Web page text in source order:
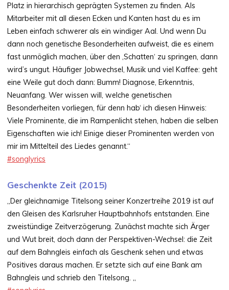
Platz in hierarchisch geprägten Systemen zu finden. Als
Mitarbeiter mit all diesen Ecken und Kanten hast du es im
Leben einfach schwerer als ein windiger Aal. Und wenn Du
dann noch genetische Besonderheiten aufweist, die es einem
fast unmöglich machen, über den ‚Schatten‘ zu springen, dann
wird’s ungut. Häufiger Jobwechsel, Musik und viel Kaffee: geht
eine Weile gut doch dann: Bumm! Diagnose, Erkenntnis,
Neuanfang. Wer wissen will, welche genetischen
Besonderheiten vorliegen, für denn hab‘ ich diesen Hinweis:
Viele Prominente, die im Rampenlicht stehen, haben die selben
Eigenschaften wie ich! Einige dieser Prominenten werden von
mir im Mittelteil des Liedes genannt.“
#songlyrics
Geschenkte Zeit (2015)
„Der gleichnamige Titelsong seiner Konzertreihe 2019 ist auf
den Gleisen des Karlsruher Hauptbahnhofs entstanden. Eine
zweistündige Zeitverzögerung. Zunächst machte sich Ärger
und Wut breit, doch dann der Perspektiven-Wechsel: die Zeit
auf dem Bahngleis einfach als Geschenk sehen und etwas
Positives daraus machen. Er setzte sich auf eine Bank am
Bahngleis und schrieb den Titelsong. „